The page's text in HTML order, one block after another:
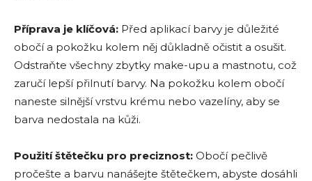
Příprava je klíčová: Před aplikací barvy je důležité
obočí a pokožku kolem něj důkladně očistit a osušit.
Odstraňte všechny zbytky make-upu a mastnotu, což
zaručí lepší přilnutí barvy. Na pokožku kolem obočí
naneste silnější vrstvu krému nebo vazelíny, aby se
barva nedostala na kůži.
Použití štětečku pro preciznost: Obočí pečlivě
pročešte a barvu nanášejte štětečkem, abyste dosáhli